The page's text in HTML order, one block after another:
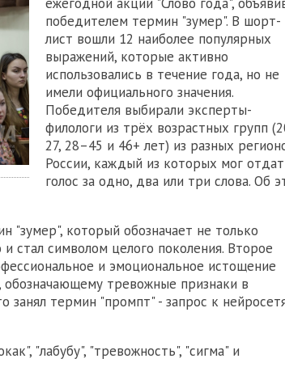
победителем термин "зумер". В шорт-
лист вошли 12 наиболее популярных
выражений, которые активно
использовались в течение года, но не
имели официального значения.
Победителя выбирали эксперты-
филологи из трёх возрастных групп
27, 28–45 и 46+ лет) из разных
России, каждый из которых мог
голос за одно, два или три слова. Об
"зумер", который обозначает не только
символом целого поколения. Второе
и эмоциональное истощение
тревожные признаки в
занял термин "промпт" - запрос к
"лабубу", "тревожность", "сигма" и